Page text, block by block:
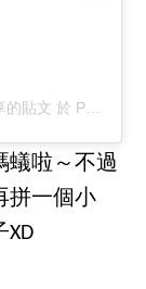
的貼文 於 PDT 2018 年 6月 月 17 日 下午 12:17
蟻啦～不過
拼一個小
XD